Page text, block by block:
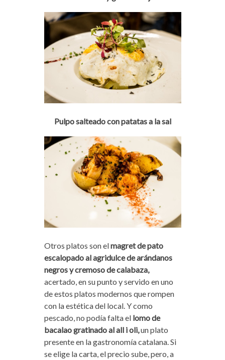
Pulpo salteado con patatas a la sal
Otros platos son elmagret de pato
escalopado al agridulce de arándanos
negros y cremoso de calabaza,
acertado, en su punto y servido en uno
de estos platos modernos que rompen
con la estética del local. Y como
pescado, no podía falta el lomo de
bacalao gratinado al all i oli,un plato
presente en la gastronomía catalana. Si
se elige la carta, el precio sube, pero, a